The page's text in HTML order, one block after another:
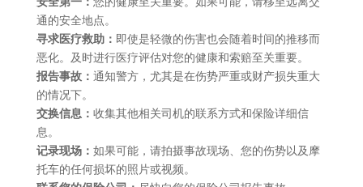
通的安全地点。
寻求医疗救助： 即使是轻微的伤害也会随着时间的推移而
恶化。及时进行医疗评估对您的健康和索赔至关重要。
报告事故： 通知警方，尤其是在伤势严重或财产损失重大
的情况下。
交换信息： 收集其他相关司机的联系方式和保险详细信
息。
记录现场： 如果可能，请拍摄事故现场、您的伤势以及摩
托车的任何损坏的照片或视频。